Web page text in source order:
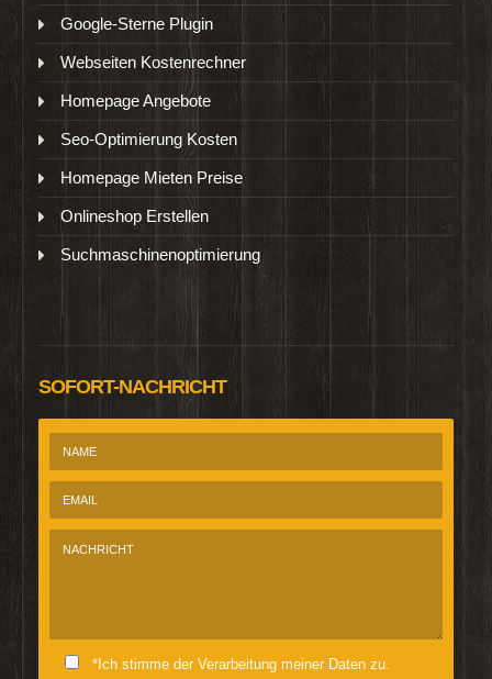
Google-Sterne Plugin
Webseiten Kostenrechner
Homepage Angebote
Seo-Optimierung Kosten
Homepage Mieten Preise
Onlineshop Erstellen
Suchmaschinenoptimierung
SOFORT-NACHRICHT
*Ich stimme der Verarbeitung meiner Daten zu.